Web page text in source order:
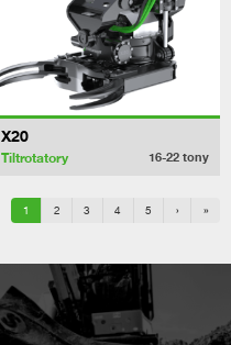
X20
Tiltrotatory 16-22 tony
1 2 3 4 5 › »